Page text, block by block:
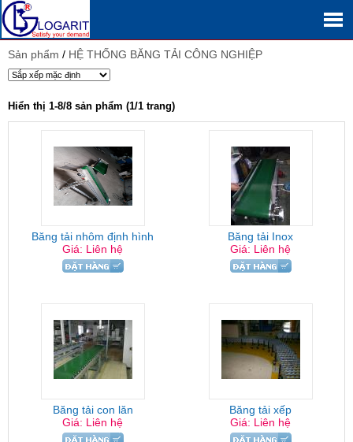
Sản phẩm / HỆ THỐNG BĂNG TẢI CÔNG NGHIỆP
Hiển thị 1-8/8 sản phẩm (1/1 trang)
Băng tải nhôm định hình
Giá: Liên hệ
Băng tải Inox
Giá: Liên hệ
Băng tải con lăn
Giá: Liên hệ
Băng tải xếp
Giá: Liên hệ